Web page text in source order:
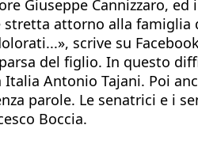
Giuseppe Cannizzaro,
attorno alla
scrive su
del figlio. In questo
Italia Antonio Tajani. Poi
parole. Le senatrici e i
Boccia.